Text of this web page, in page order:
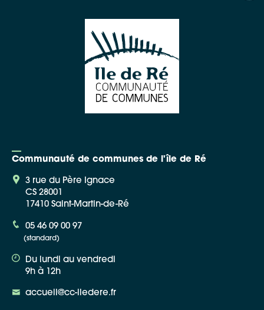
Communauté de communes de l'île de Ré
3 rue du Père Ignace
CS 28001
17410 Saint-Martin-de-Ré
05 46 09 00 97
(standard)
Du lundi au vendredi
9h à 12h
accueil@cc-iledere.fr